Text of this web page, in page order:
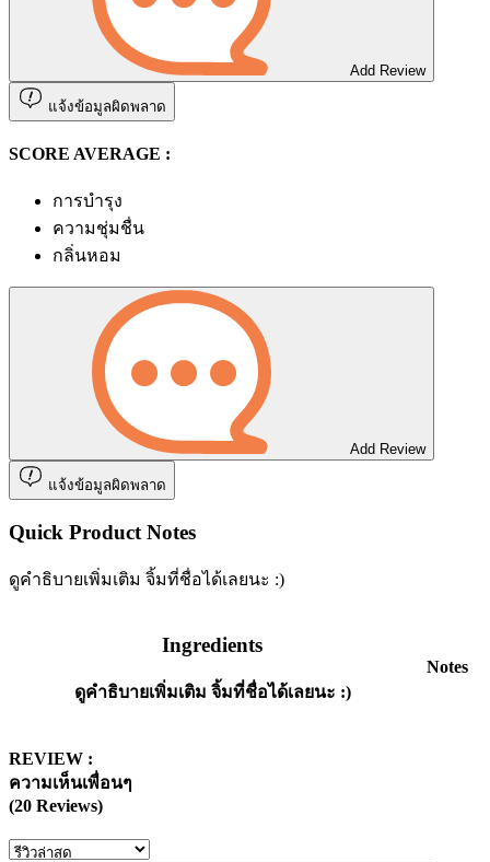
Add Review
แจ้งข้อมูลผิดพลาด
SCORE AVERAGE :
การบำรุง
ความชุ่มชื่น
กลิ่นหอม
Add Review
แจ้งข้อมูลผิดพลาด
Quick Product Notes
ดูคำธิบายเพิ่มเติม จิ้มที่ชื่อได้เลยนะ :)
Ingredients
ดูคำธิบายเพิ่มเติม จิ้มที่ชื่อได้เลยนะ :)
Notes
REVIEW :
ความเห็นเพื่อนๆ
(20 Reviews)